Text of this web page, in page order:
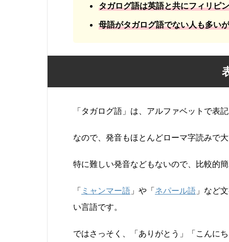
タガログ語は英語と共にフィリピ
母語がタガログ語でない人も多い
「タガログ語」は、アルファベットで表
なので、発音もほとんどローマ字読みで
特に難しい発音などもないので、比較的
「 ミャンマー語 」や「ネパール語 」など
い言語です。
ではさっそく、「ありがとう」「こんに